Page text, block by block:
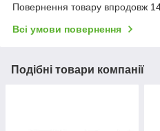
Повернення товару впродовж
Всі умови повернення
Подібні товари компанії